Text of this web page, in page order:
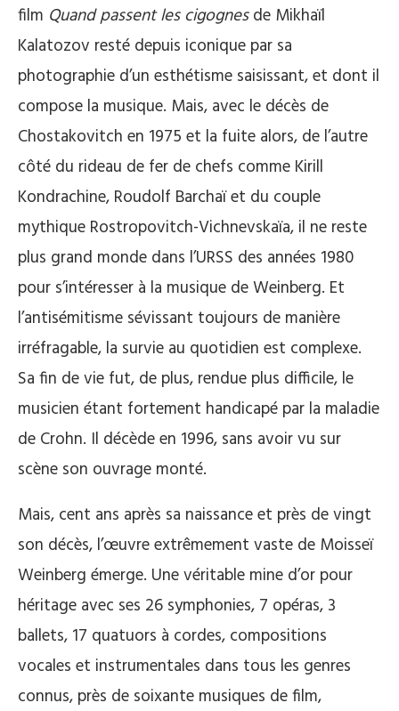
film Quand passent les cigognesde Mikhaïl
Kalatozov resté depuis iconique par sa
photographie d’un esthétisme saisissant, et dont il
compose la musique. Mais, avec le décès de
Chostakovitch en 1975 et la fuite alors, de l’autre
côté du rideau de fer de chefs comme Kirill
Kondrachine, Roudolf Barchaï et du couple
mythique Rostropovitch-Vichnevskaïa, il ne reste
plus grand monde dans l’URSS des années 1980
pour s’intéresser à la musique de Weinberg. Et
l’antisémitisme sévissant toujours de manière
irréfragable, la survie au quotidien est complexe.
Sa fin de vie fut, de plus, rendue plus difficile, le
musicien étant fortement handicapé par la maladie
de Crohn. Il décède en 1996, sans avoir vu sur
scène son ouvrage monté.
Mais, cent ans après sa naissance et près de vingt
son décès, l’œuvre extrêmement vaste de Moisseï
Weinberg émerge. Une véritable mine d’or pour
héritage avec ses 26 symphonies, 7 opéras, 3
ballets, 17 quatuors à cordes, compositions
vocales et instrumentales dans tous les genres
connus, près de soixante musiques de film,